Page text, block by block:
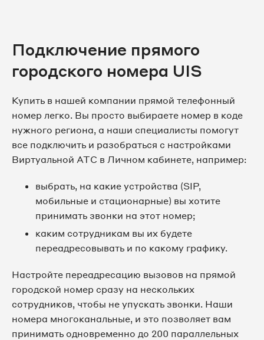
8 495 065-95-58
8 495 065-99-72
8 495 067-05-35
8 495 067-07-76
8 495 067-23-30
8 495 067-24-78
8 495 067-26-15
8 495 067-39-16
Подключение прямого
городского номера UIS
Купить в нашей компании прямой телефонный
номер легко. Вы просто выбираете номер в коде
нужного региона, а наши специалисты помогут
все подключить и разобраться с настройками
Виртуальной АТС в Личном кабинете, например:
выбрать, на какие устройства (SIP,
мобильные и стационарные) вы хотите
принимать звонки на этот номер;
каким сотрудникам вы их будете
переадресовывать и по какому графику.
Настройте переадресацию вызовов на прямой
городской номер сразу на нескольких
сотрудников, чтобы не упускать звонки. Наши
номера многоканальные, и это позволяет вам
принимать одновременно до 200 параллельных